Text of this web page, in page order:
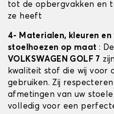
tot de opbergvakken en
ze heeft
4- Materialen, kleuren en
stoelhoezen op maat :
VOLKSWAGEN GOLF 7
kwaliteit stof die wij voor
gebruiken. Zij
afmetingen van uw
volledig voor een